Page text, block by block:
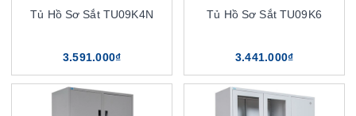
Tủ Hồ Sơ Sắt TU09K4N
3.591.000₫
Tủ Hồ Sơ Sắt TU09K6
3.441.000₫